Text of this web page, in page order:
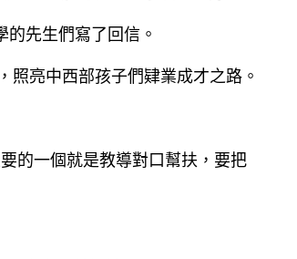
先生們寫了回信。
亮中西部孩子們肄業成才之路。
的一個就是教導對口幫扶，要把